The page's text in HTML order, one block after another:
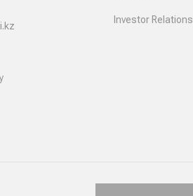
Investor Relations